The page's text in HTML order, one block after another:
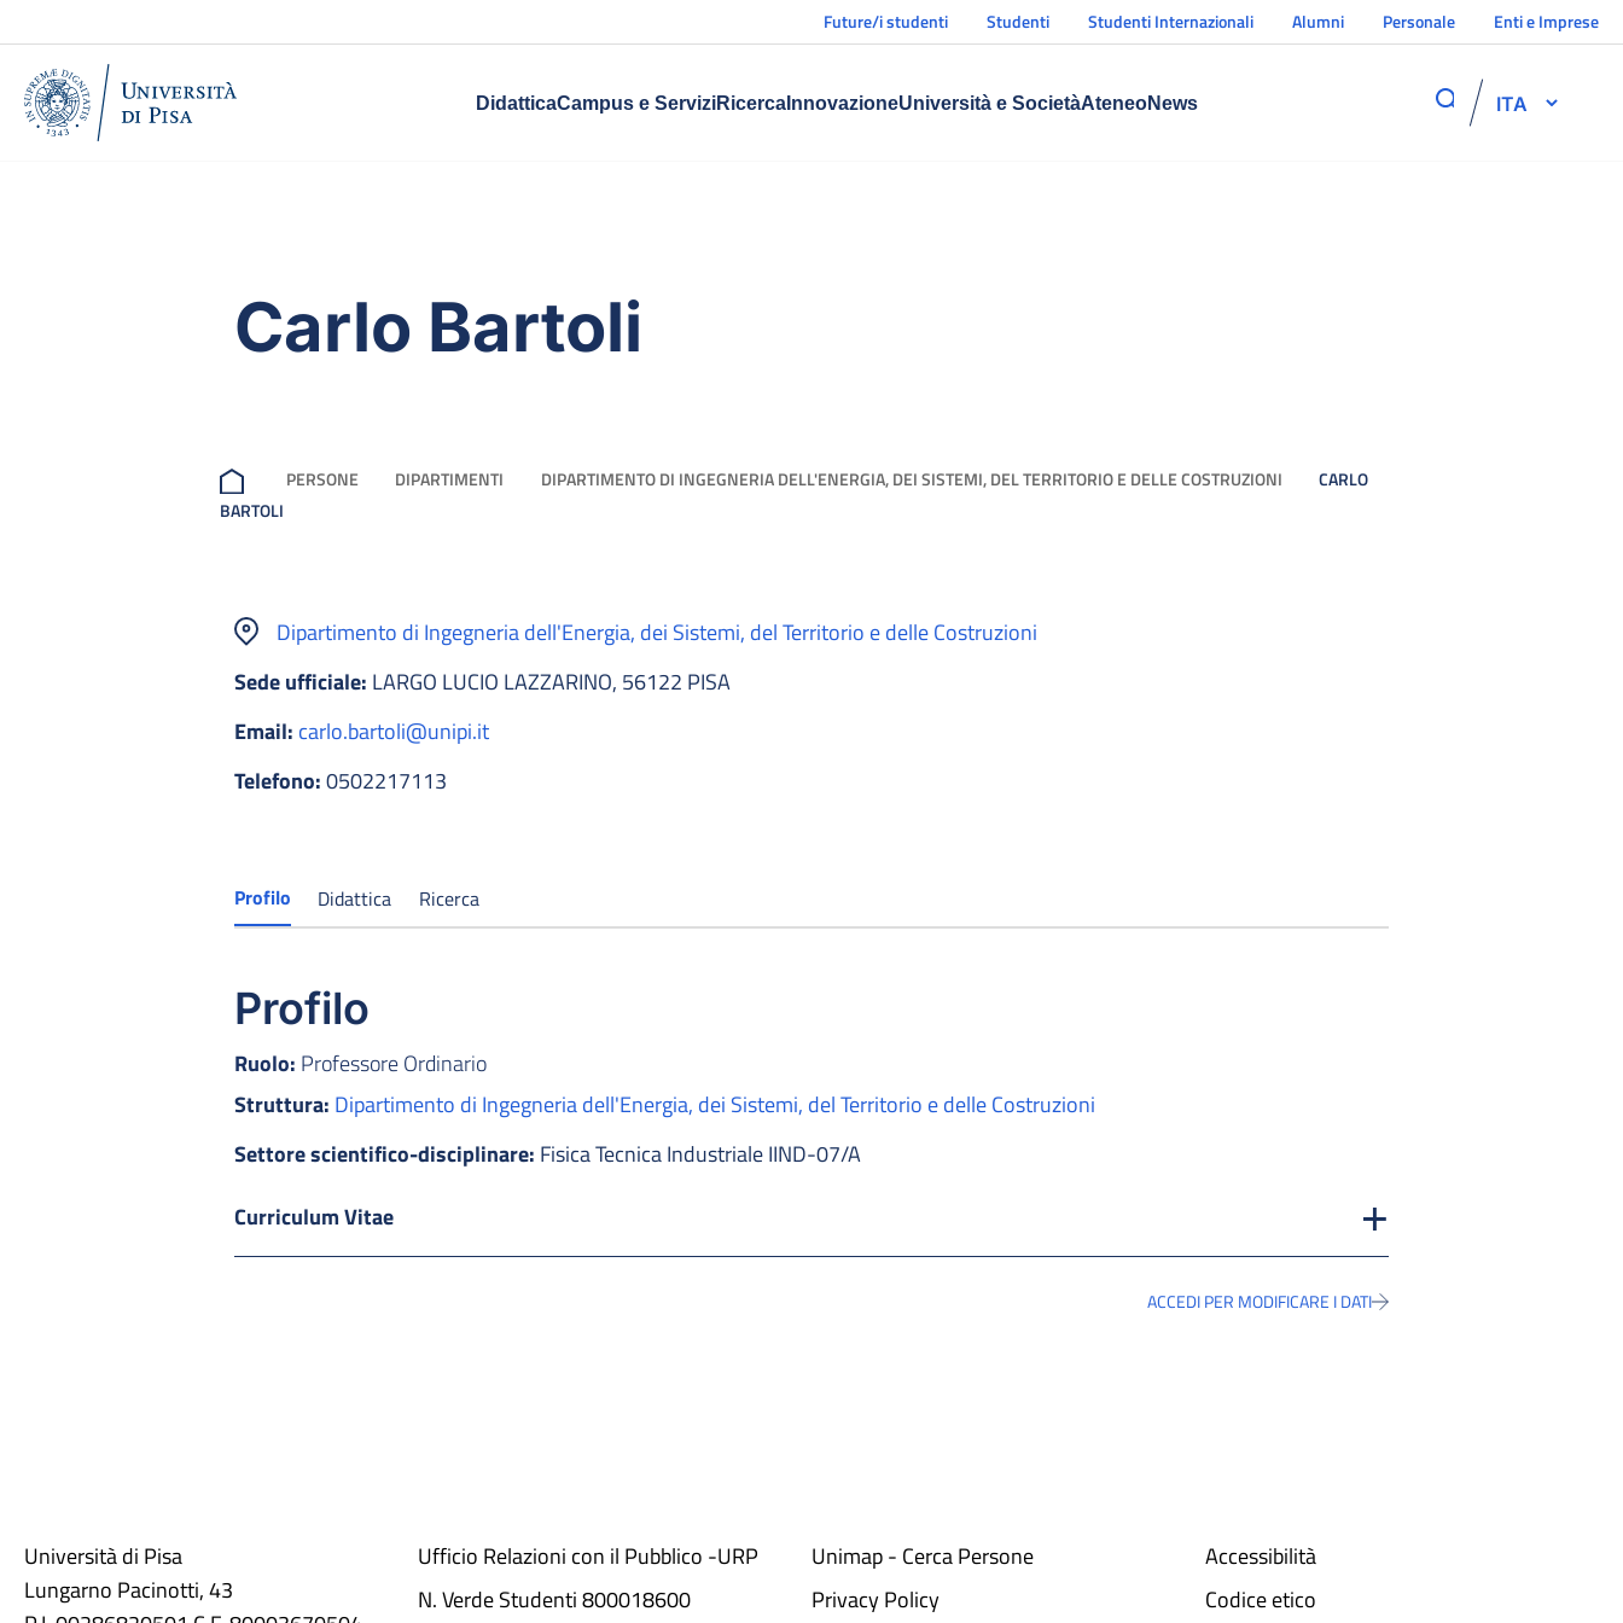
Future/i studenti Studenti Studenti Internazionali Alumni Personale Enti e Imprese
DidatticaCampus e ServiziRicercaInnovazioneUniversità e SocietàAteneoNews ITA
Carlo Bartoli
PERSONE DIPARTIMENTI DIPARTIMENTO DI INGEGNERIA DELL'ENERGIA, DEI SISTEMI, DEL TERRITORIO E DELLE COSTRUZIONI
CARLO
BARTOLI
Dipartimento di Ingegneria dell'Energia, dei Sistemi, del Territorio e delle Costruzioni
Sede ufficiale: LARGO LUCIO LAZZARINO, 56122 PISA
Email: carlo.bartoli@unipi.it
Telefono:0502217113
Profilo Didattica Ricerca
Profilo
Ruolo: Professore Ordinario
Struttura: Dipartimento di Ingegneria dell'Energia, dei Sistemi, del Territorio e delle Costruzioni
Settore scientifico-disciplinare: Fisica Tecnica Industriale IIND-07/A
Curriculum Vitae
ACCEDI PER MODIFICARE I DATI
Università di Pisa
Lungarno Pacinotti, 43
Ufficio Relazioni con il Pubblico -URP
N. Verde Studenti 800018600​
Unimap - Cerca Persone
Privacy Policy
Accessibilità
Codice etico